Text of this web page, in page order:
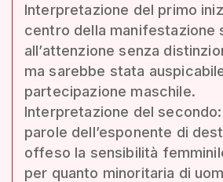
Interpretazione del primo
centro della manifestazione
all’attenzione senza
ma sarebbe stata
partecipazione maschile.
Interpretazione del
parole dell’esponente di
offeso la sensibilità
per quanto minoritaria di